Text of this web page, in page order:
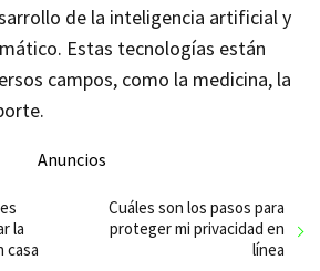
de la inteligencia artificial y
Estas tecnologías están
campos, como la medicina, la
Anuncios
la
casa
Cuáles son los pasos para
proteger mi privacidad en
línea